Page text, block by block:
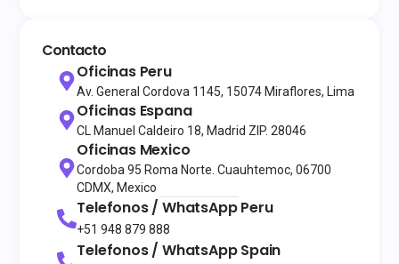
Contacto
Oficinas Peru
Av. General Cordova 1145, 15074 Miraflores, Lima
Oficinas Espana
CL Manuel Caldeiro 18, Madrid ZIP. 28046
Oficinas Mexico
Cordoba 95 Roma Norte. Cuauhtemoc, 06700
CDMX, Mexico
Telefonos / WhatsAppPeru
+51 948 879 888
Telefonos / WhatsAppSpain